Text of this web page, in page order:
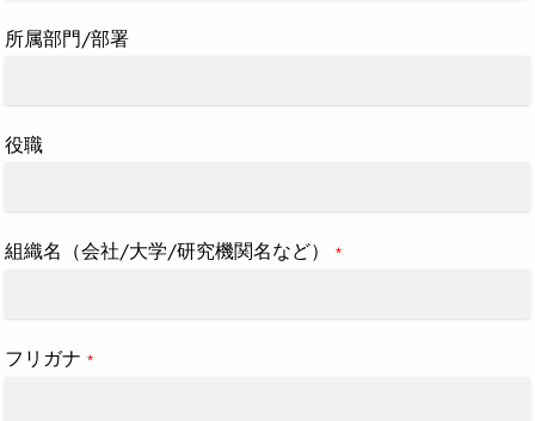
所属部門/部署
役職
組織名（会社/大学/研究機関名など） *
フリガナ *